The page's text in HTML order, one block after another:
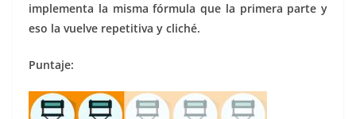
implementa la misma fórmula que la primera parte y
eso la vuelve repetitiva y cliché.
Puntaje: